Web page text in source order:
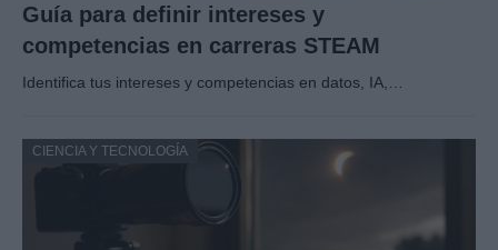
Guía para definir intereses y
competencias en carreras STEAM
Identifica tus intereses y competencias en datos, IA,…
CIENCIA Y TECNOLOGÍA